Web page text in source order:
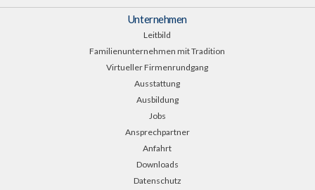
Unternehmen
Leitbild
Familienunternehmen mit Tradition
Virtueller Firmenrundgang
Ausstattung
Ausbildung
Jobs
Ansprechpartner
Anfahrt
Downloads
Datenschutz